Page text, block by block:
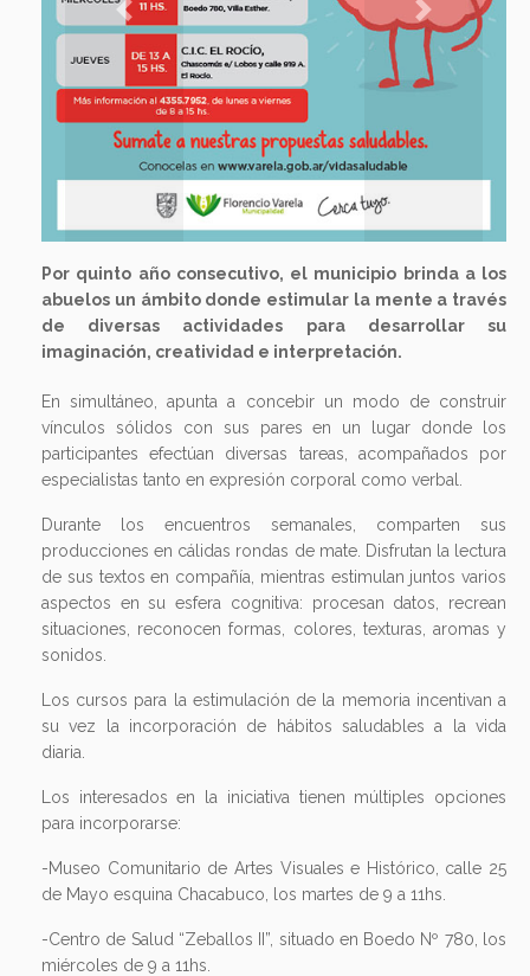
Previous Next
Por quinto año consecutivo, el municipio brinda a los
abuelos un ámbito donde estimular la mente a través
de diversas actividades para desarrollar su
imaginación, creatividad e interpretación.
En simultáneo, apunta a concebir un modo de construir
vínculos sólidos con sus pares en un lugar donde los
participantes efectúan diversas tareas, acompañados por
especialistas tanto en expresión corporal como verbal.
Durante los encuentros semanales, comparten sus
producciones en cálidas rondas de mate. Disfrutan la lectura
de sus textos en compañía, mientras estimulan juntos varios
aspectos en su esfera cognitiva: procesan datos, recrean
situaciones, reconocen formas, colores, texturas, aromas y
sonidos.
Los cursos para la estimulación de la memoria incentivan a
su vez la incorporación de hábitos saludables a la vida
diaria.
Los interesados en la iniciativa tienen múltiples opciones
para incorporarse:
-Museo Comunitario de Artes Visuales e Histórico, calle 25
de Mayo esquina Chacabuco, los martes de 9 a 11hs.
-Centro de Salud “Zeballos II”, situado en Boedo Nº 780, los
miércoles de 9 a 11hs.